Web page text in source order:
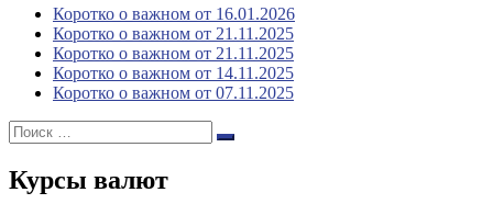
Коротко о важном от 16.01.2026
Коротко о важном от 21.11.2025
Коротко о важном от 21.11.2025
Коротко о важном от 14.11.2025
Коротко о важном от 07.11.2025
Поиск:
Поиск
Курсы валют